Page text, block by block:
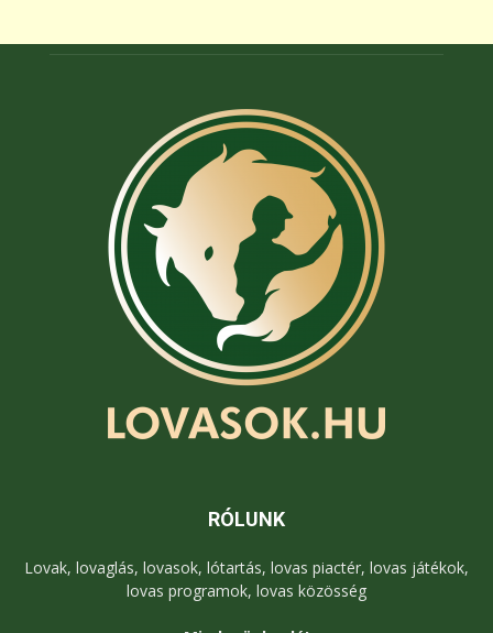
RÓLUNK
Lovak, lovaglás, lovasok, lótartás, lovas piactér, lovas játékok,
lovas programok, lovas közösség